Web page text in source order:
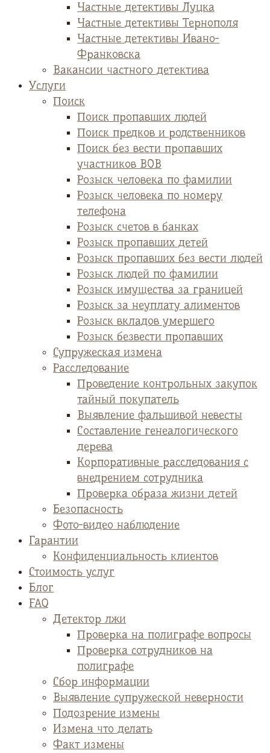
Частные детективы Луцка
Частные детективы Тернополя
Частные детективы Ивано-
Франковска
Вакансии частного детектива
Услуги
Поиск
Поиск пропавших людей
Поиск предков и родственников
Поиск без вести пропавших
участников ВОВ
Розыск человека по фамилии
Розыск человека по номеру
телефона
Розыск счетов в банках
Розыск пропавших детей
Розыск пропавших без вести людей
Розыск людей по фамилии
Розыск имущества за границей
Розыск за неуплату алиментов
Розыск вкладов умершего
Розыск безвести пропавших
Супружеская измена
Расследование
Проведение контрольных закупок
тайный покупатель
Выявление фальшивой невесты
Cоставление генеалогического
дерева
Корпоративные расследования с
внедрением сотрудника
Проверка образа жизни детей
Безопасность
Фото-видео наблюдение
Гарантии
Конфиденциальность клиентов
Стоимость услуг
Блог
FAQ
Детектор лжи
Проверка на полиграфе вопросы
Проверка сотрудников на
полиграфе
Сбор информации
Выявление супружеской неверности
Подозрение измены
Измена что делать
Факт измены